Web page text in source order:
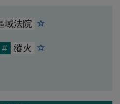
域法院
# 縱火